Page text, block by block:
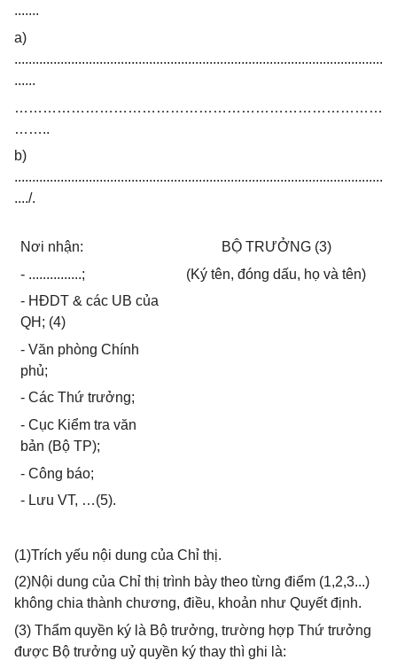
.......
a)
........................................................................................................
......
……………………………………………………………………
……..
b)
........................................................................................................
..../.
Nơi nhận:
- ...............;
- HĐDT & các UB của
QH; (4)
- Văn phòng Chính
phủ;
- Các Thứ trưởng;
- Cục Kiểm tra văn
bản (Bộ TP);
- Công báo;
- Lưu VT, …(5).
BỘ TRƯỞNG (3)
(Ký tên, đóng dấu, họ và tên)
(1)Trích yếu nội dung của Chỉ thị.
(2)Nội dung của Chỉ thị trình bày theo từng điểm (1,2,3...)
không chia thành chương, điều, khoản như Quyết định.
(3) Thẩm quyền ký là Bộ trưởng, trường hợp Thứ trưởng
được Bộ trưởng uỷ quyền ký thay thì ghi là: